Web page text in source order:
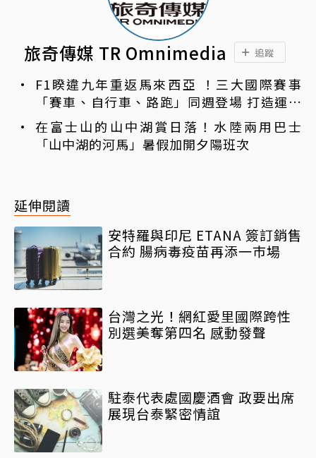
旅奇傳媒 TR Omnimedia 追蹤
F1睽違九年重返馬來西亞 ！三大國際賽事
「賽車、自行車、路跑」同週登場 打造運動
旅遊熱潮
在富士山的山中湖賞日落！水陸兩用巴士
「山中湖的河馬」暑假加開夕陽班次
延伸閱讀
安特羅與印尼 ETANA 簽訂銷售
合約 腸病毒疫苗再添一巿場
台灣之光！網紅愛里國際跨性
別選美奪第四名 感動發聲
駐泰代表處國慶酒會 政要出席
展現台泰緊密情誼